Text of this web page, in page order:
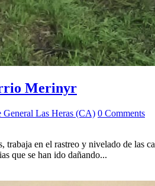
Merinyr
Las Heras (CA) 0 Comments
en el rastreo y nivelado de las
que se han ido dañando...